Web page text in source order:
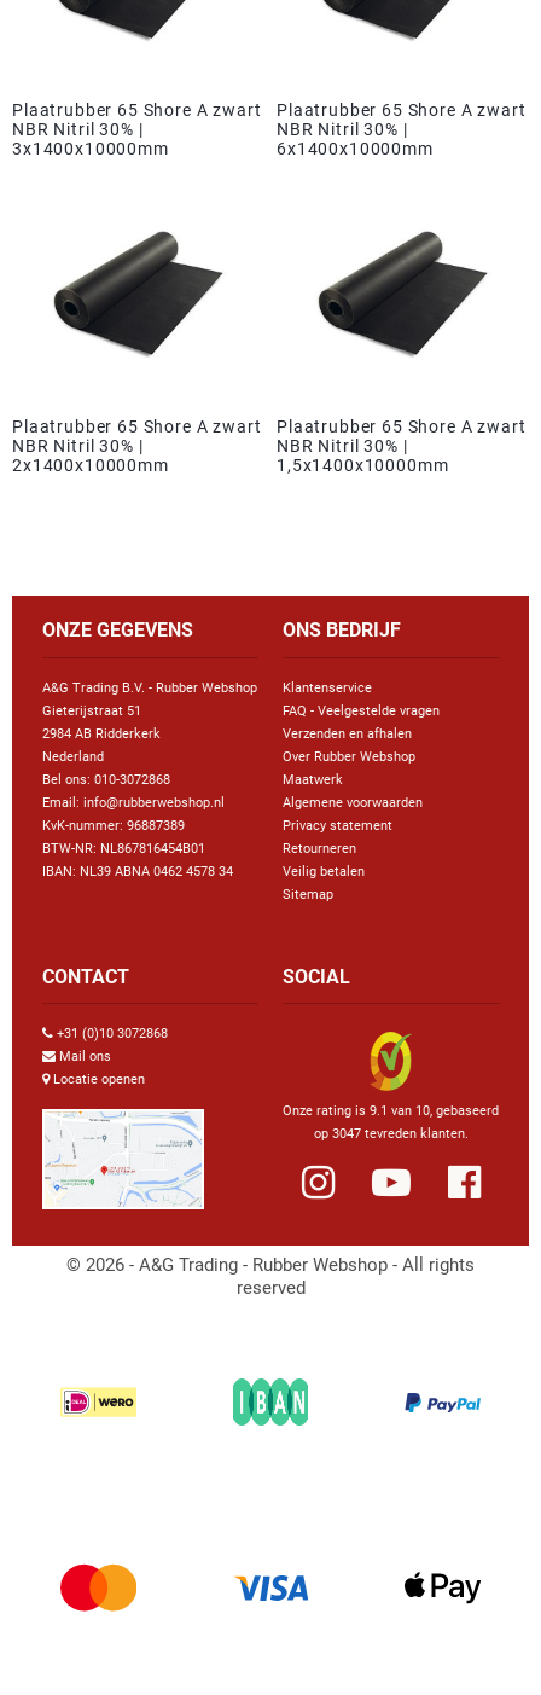
Plaatrubber 65 Shore A zwart
NBR Nitril 30% |
3x1400x10000mm
Plaatrubber 65 Shore A zwart
NBR Nitril 30% |
6x1400x10000mm
Plaatrubber 65 Shore A zwart
NBR Nitril 30% |
2x1400x10000mm
Plaatrubber 65 Shore A zwart
NBR Nitril 30% |
1,5x1400x10000mm
ONZE GEGEVENS
A&G Trading B.V. - Rubber Webshop
Gieterijstraat 51
2984 AB Ridderkerk
Nederland
Bel ons: 010-3072868
Email: info@rubberwebshop.nl
KvK-nummer: 96887389
BTW-NR: NL867816454B01
IBAN: NL39 ABNA 0462 4578 34
ONS BEDRIJF
Klantenservice
FAQ - Veelgestelde vragen
Verzenden en afhalen
Over Rubber Webshop
Maatwerk
Algemene voorwaarden
Privacy statement
Retourneren
Veilig betalen
Sitemap
CONTACT
+31 (0)10 3072868
Mail ons
Locatie openen
SOCIAL
Onze rating is 9.1 van 10, gebaseerd
op 3047 tevreden klanten.
© 2026 - A&G Trading - Rubber Webshop - All rights
reserved